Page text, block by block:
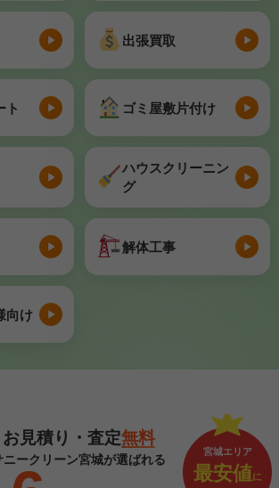
出張買取
ト ゴミ屋敷片付け
ハウスクリーニン
グ
解体工事
向け
お見積り・査定無料
ニークリーン宮城が選ばれる 宮城エリア
最安値に